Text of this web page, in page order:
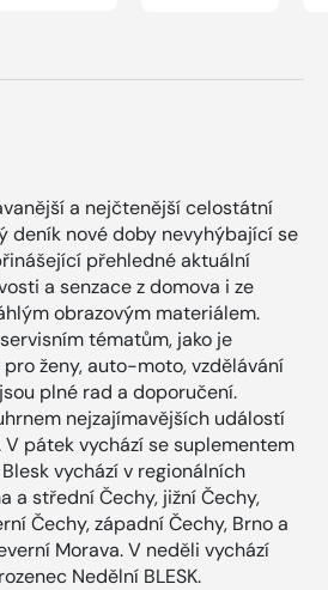
a nejčtenější celostátní
deník nové doby nevyhýbající se
přehledné aktuální
a senzace z domova i ze
obrazovým materiálem.
tématům, jako je
ženy, auto-moto, vzdělávání
plné rad a doporučení.
nejzajímavějších událostí
pátek vychází se suplementem
vychází v regionálních
a střední Čechy, jižní Čechy,
Čechy, západní Čechy, Brno a
Morava. V neděli vychází
Nedělní BLESK.